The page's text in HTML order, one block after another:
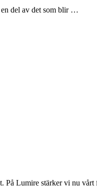
en del av det som blir …
På Lumire stärker vi nu